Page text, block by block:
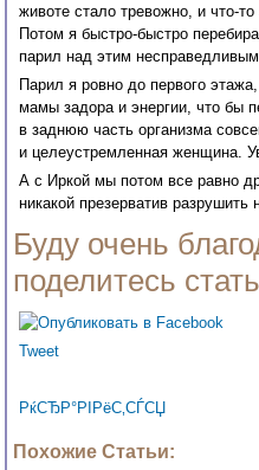
животе стало тревожно, и что-
Потом я быстро-быстро
парил над этим
Парил я ровно до первого
мамы задора и энергии, что бы
в заднюю часть организма
и целеустремленная женщина.
А с Иркой мы потом все равно
никакой презерватив
Буду очень
поделитесь
Tweet
РќСЂР°РІРёС‚СЃСЏ
Похожие Статьи: